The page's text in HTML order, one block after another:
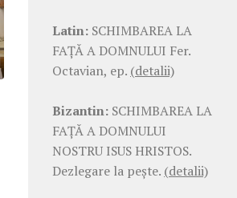
Latin: SCHIMBAREA LA
FAŢĂ A DOMNULUI Fer.
Octavian, ep. (detalii)
Bizantin: SCHIMBAREA LA
FAŢĂ A DOMNULUI
NOSTRU ISUS HRISTOS.
Dezlegare la pește. (detalii)